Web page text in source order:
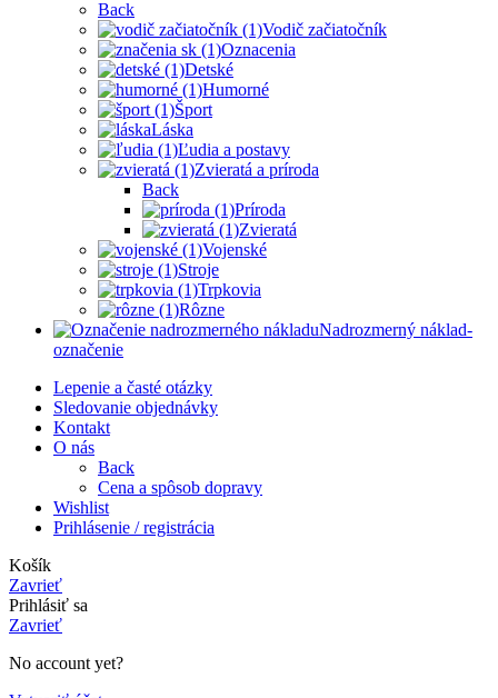
Back
Vodič začiatočník
Oznacenia
Detské
Humorné
Šport
Láska
Ľudia a postavy
Zvieratá a príroda
Back
Príroda
Zvieratá
Vojenské
Stroje
Trpkovia
Rôzne
Nadrozmerný náklad-
označenie
Lepenie a časté otázky
Sledovanie objednávky
Kontakt
O nás
Back
Cena a spôsob dopravy
Wishlist
Prihlásenie / registrácia
Košík
Zavrieť
Prihlásiť sa
Zavrieť
No account yet?